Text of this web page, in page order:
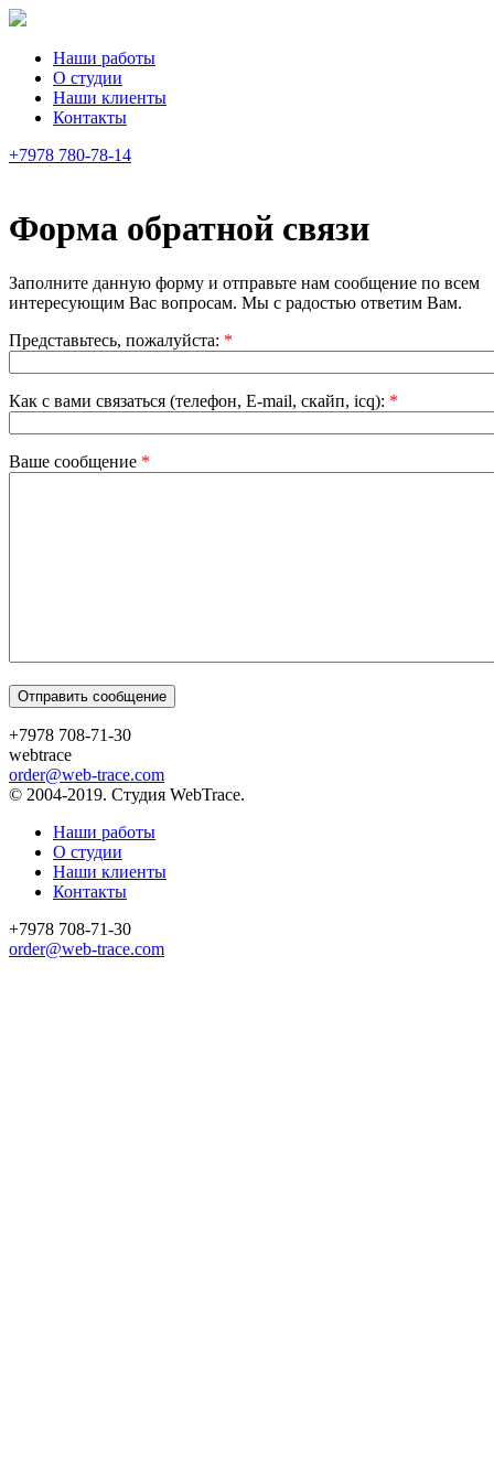
Наши работы
О студии
Наши клиенты
Контакты
+7978 780-78-14
Форма обратной связи
Заполните данную форму и отправьте нам сообщение по всем
интересующим Вас вопросам. Мы с радостью ответим Вам.
Представьтесь, пожалуйста: *
Как с вами связаться (телефон, E-mail, скайп, icq): *
Ваше сообщение *
+7978 708-71-30
webtrace
order@web-trace.com
© 2004-2019. Студия WebTrace.
Наши работы
О студии
Наши клиенты
Контакты
+7978 708-71-30
order@web-trace.com